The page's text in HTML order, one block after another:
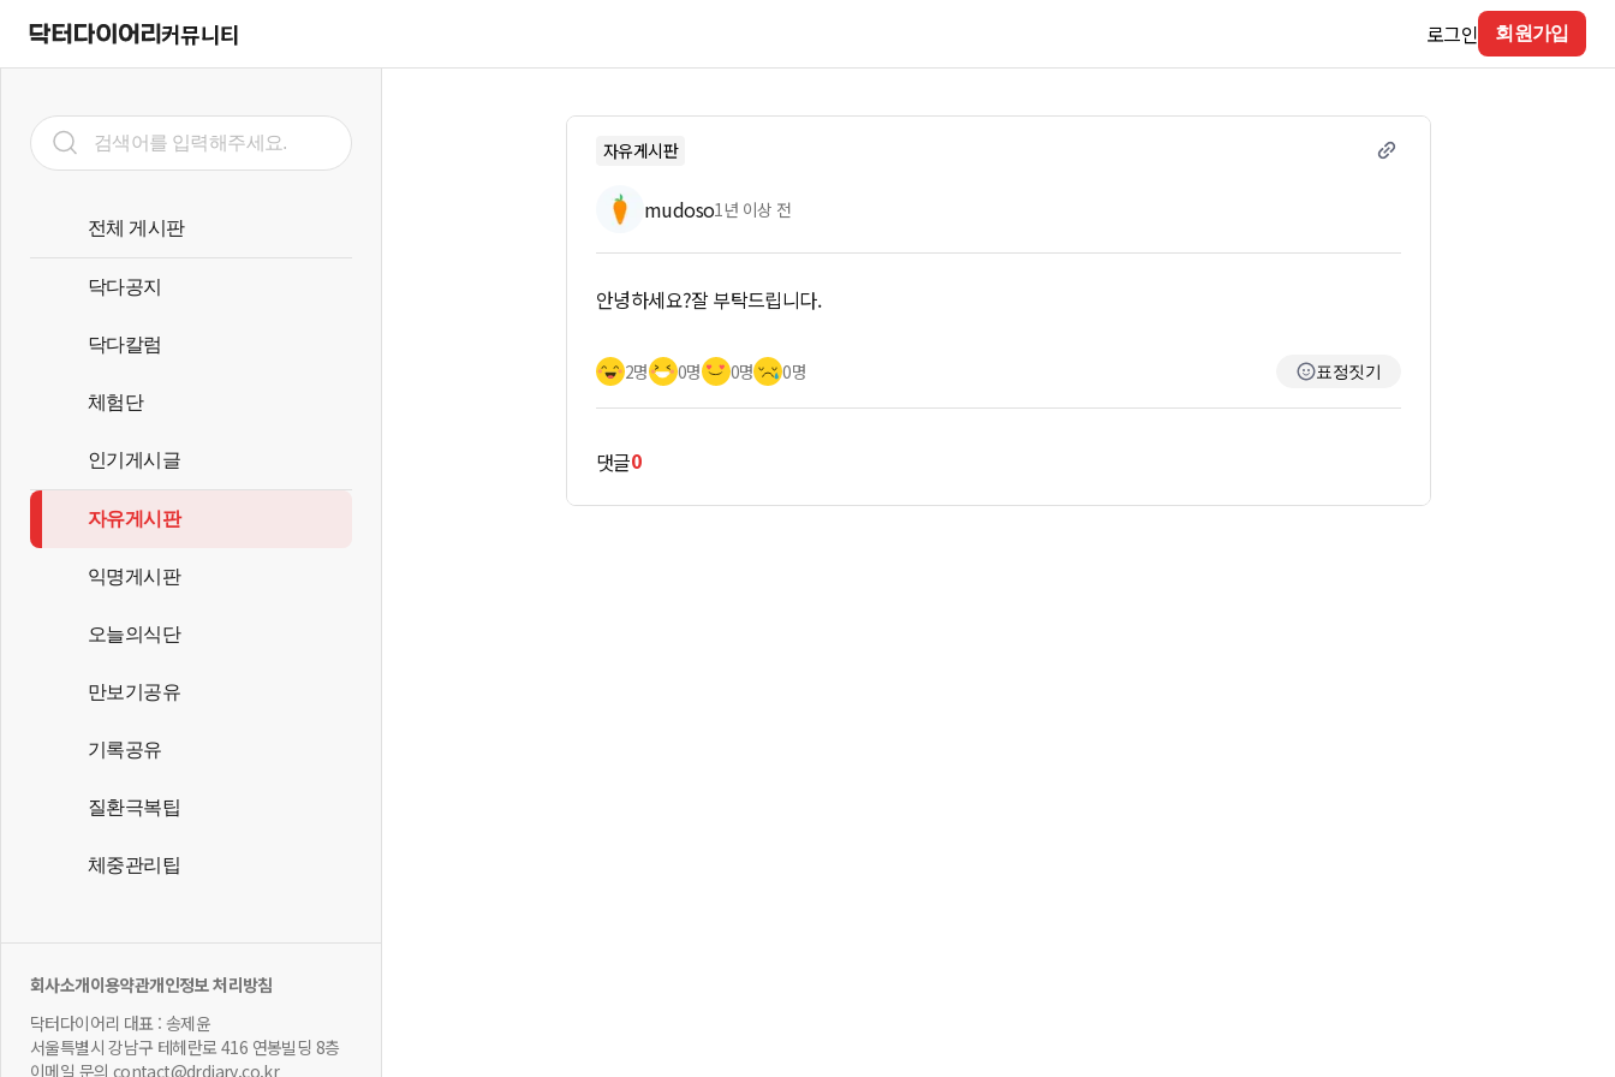
커뮤니티 로그인 회원가입
전체 게시판
닥다공지
닥다칼럼
체험단
인기게시글
자유게시판
익명게시판
오늘의식단
만보기공유
기록공유
질환극복팁
체중관리팁
회사소개이용약관개인정보 처리방침
닥터다이어리 대표 : 송제윤
서울특별시 강남구 테헤란로 416 연봉빌딩 8층
이메일 문의 contact@drdiary.co.kr
자유게시판
mudoso1년 이상 전
안녕하세요?잘 부탁드립니다.
2명 0명 0명 0명 표정짓기
댓글0